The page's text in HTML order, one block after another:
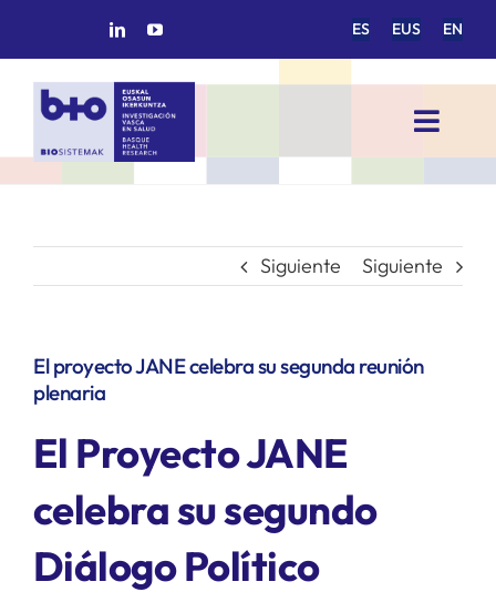
ES EUS EN
Toggle
INICIO
GRUPOS DE INVESTIGACIÓN
PROYECTOS/COLABORACIONES
SERVICIOS
Siguiente Siguiente
El proyecto JANE celebra su segunda reunión
plenaria
El Proyecto JANE
celebra su segundo
Diálogo Político